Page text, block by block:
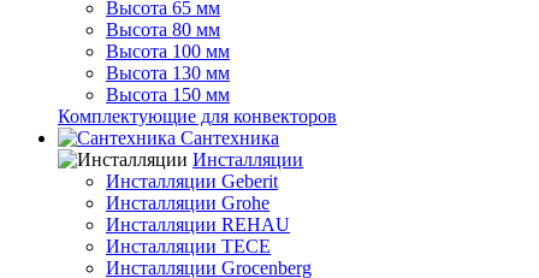
Высота 65 мм
Высота 80 мм
Высота 100 мм
Высота 130 мм
Высота 150 мм
Комплектующие для конвекторов
Сантехника
Инсталляции
Инсталляции Geberit
Инсталляции Grohe
Инсталляции REHAU
Инсталляции TECE
Инсталляции Grocenberg